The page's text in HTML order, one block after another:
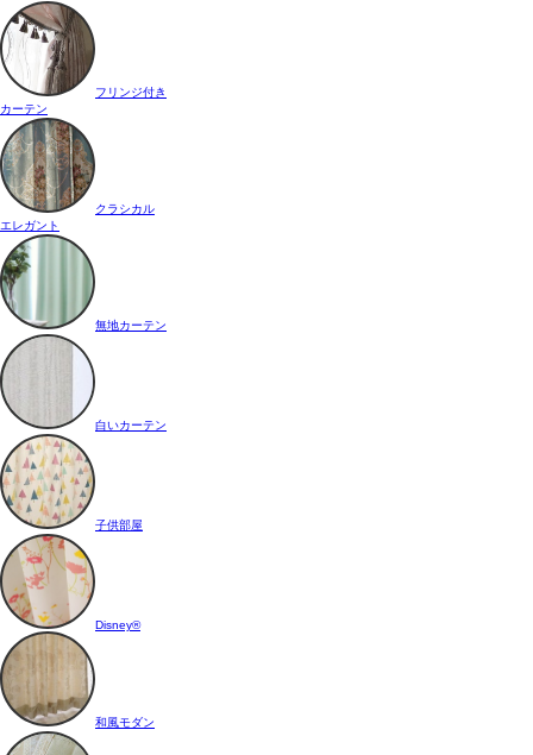
フリンジ付き
カーテン
クラシカル
エレガント
無地カーテン
白いカーテン
子供部屋
Disney®
和風モダン